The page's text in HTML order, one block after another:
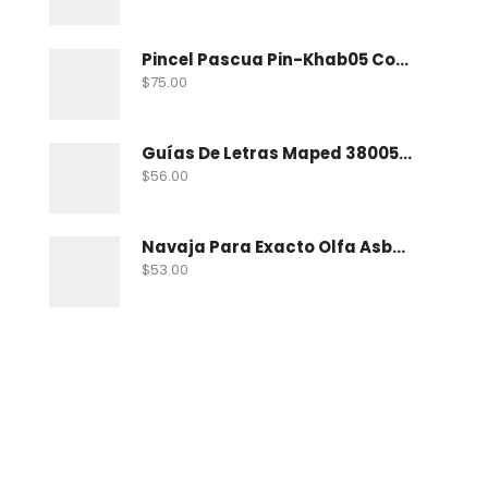
Pincel Pascua Pin-Khab05 Con 15
$75.00
Guías De Letras Maped 38005 No. 5
$56.00
Navaja Para Exacto Olfa Asbb-10 C/10 Nav
$53.00